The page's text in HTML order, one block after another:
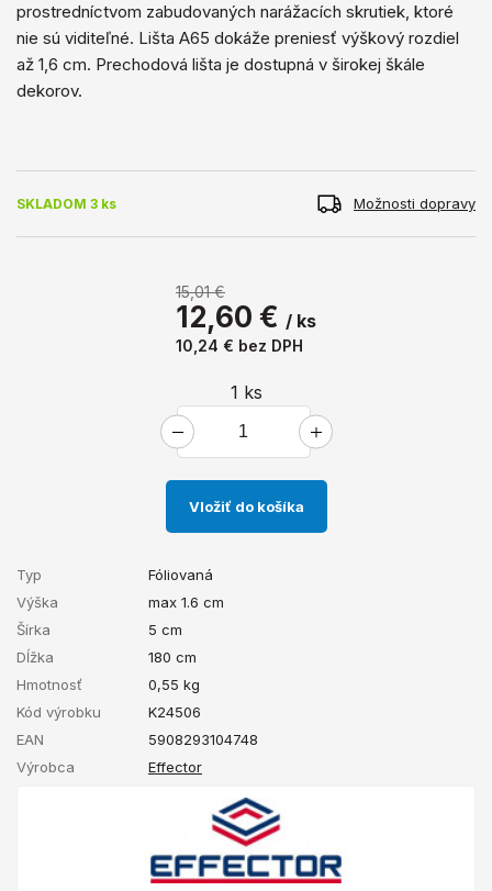
prostredníctvom zabudovaných narážacích skrutiek, ktoré
nie sú viditeľné. Lišta A65 dokáže preniesť výškový rozdiel
až 1,6 cm. Prechodová lišta je dostupná v širokej škále
dekorov.
SKLADOM 3 ks Možnosti dopravy
15,01 €
12,60 € / ks
10,24 € bez DPH
1 ks
Vložiť do košíka
Typ
Fóliovaná
Výška
max 1.6 cm
Šírka
5 cm
Dĺžka
180 cm
Hmotnosť
0,55 kg
Kód výrobku
K24506
EAN
5908293104748
Výrobca
Effector